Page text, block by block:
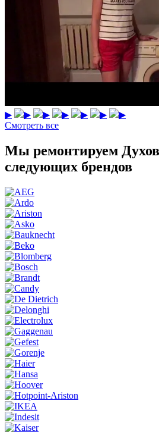
▶ ▶ ▶ ▶ ▶ ▶
▶
Смотреть все
Мы ремонтируем
следующих брендов